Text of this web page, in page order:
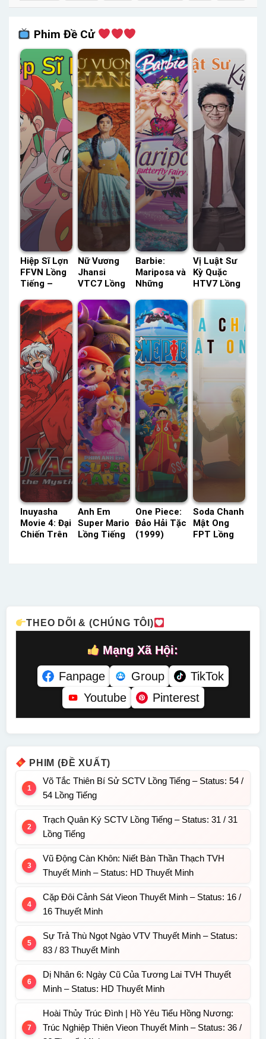
Phim Đề Cử
Hiệp Sĩ Lợn
FFVN Lồng
Tiếng –
51 Lồng
Tiếng
Nữ Vương
Jhansi
VTC7 Lồng
Status: 61 /
61 Lồng
Tiếng
Barbie:
Mariposa và
Những
Tiên Bướm
Thuyết
Minh –
Status: HD
Thuyết
Minh
Vị Luật Sư
Kỳ Quặc
HTV7 Lồng
Status: 40 /
40 Lồng
Tiếng
Inuyasha
Movie 4: Đại
Chiến Trên
Anh Em
Super Mario
Lồng Tiếng
One Piece:
Đảo Hải Tặc
(1999)
Soda Chanh
Mật Ong
FPT Lồng
THEO DÕI & (CHÚNG TÔI)
Mạng Xã Hội:
Fanpage
Group
TikTok
Youtube
Pinterest
PHIM (ĐỀ XUẤT)
Võ Tắc Thiên Bí Sử SCTV Lồng Tiếng – Status: 54 /
54 Lồng Tiếng
Trạch Quân Ký SCTV Lồng Tiếng – Status: 31 / 31
Lồng Tiếng
Vũ Động Càn Khôn: Niết Bàn Thần Thạch TVH
Thuyết Minh – Status: HD Thuyết Minh
Cặp Đôi Cảnh Sát Vieon Thuyết Minh – Status: 16 /
16 Thuyết Minh
Sự Trả Thù Ngọt Ngào VTV Thuyết Minh – Status:
83 / 83 Thuyết Minh
Dị Nhân 6: Ngày Cũ Của Tương Lai TVH Thuyết
Minh – Status: HD Thuyết Minh
Hoài Thủy Trúc Đình | Hồ Yêu Tiểu Hồng Nương:
Trúc Nghiệp Thiên Vieon Thuyết Minh – Status: 36 /